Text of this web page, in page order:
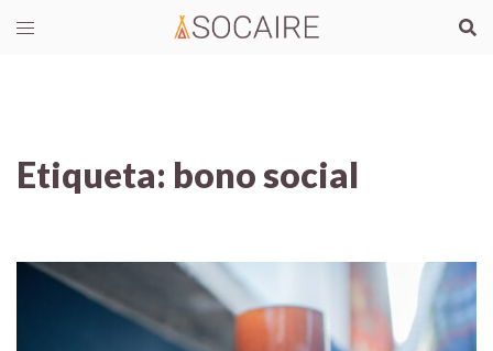
Etiqueta: bono social